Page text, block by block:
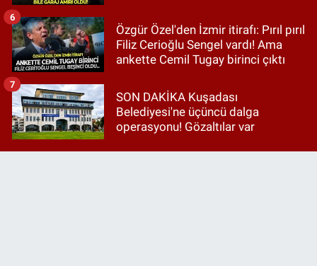
Özgür Özel'den İzmir itirafı: Pırıl pırıl
Filiz Cerioğlu Sengel vardı! Ama
ankette Cemil Tugay birinci çıktı
6
SON DAKİKA Kuşadası
Belediyesi'ne üçüncü dalga
operasyonu! Gözaltılar var
7